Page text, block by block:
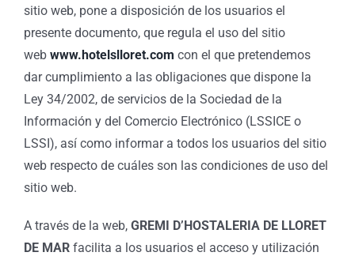
sitio web, pone a disposición de los usuarios el
presente documento, que regula el uso del sitio
web www.hotelslloret.com con el que pretendemos
dar cumplimiento a las obligaciones que dispone la
Ley 34/2002, de servicios de la Sociedad de la
Información y del Comercio Electrónico (LSSICE o
LSSI), así como informar a todos los usuarios del sitio
web respecto de cuáles son las condiciones de uso del
sitio web.
A través de la web, GREMI D’HOSTALERIA DE LLORET
DE MAR facilita a los usuarios el acceso y utilización